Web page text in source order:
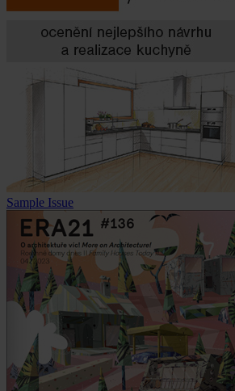
Sample Issue